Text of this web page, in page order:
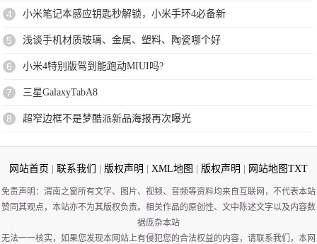
4 小米笔记本感应钥匙秒解锁，小米手环4必备新
5 浅谈手机材质玻璃、金属、塑料、陶瓷哪个好
6 小米4特别版驾到能跑动MIUI吗?
7 三星GalaxyTabA8
8 超窄边框不是梦酷派新品海报再次曝光
网站首页 联系我们 版权声明 XML地图 版权声明 网站地图TXT
免责声明：渭南之窗所有文字、图片、视频、音频等资料均来自互联网，不代表本站
赞同其观点，本站亦不为其版权负责。相关作品的原创性、文中陈述文字以及内容数
据庞杂本站
无法一一核实，如果您发现本网站上有侵犯您的合法权益的内容，请联系我们，本网